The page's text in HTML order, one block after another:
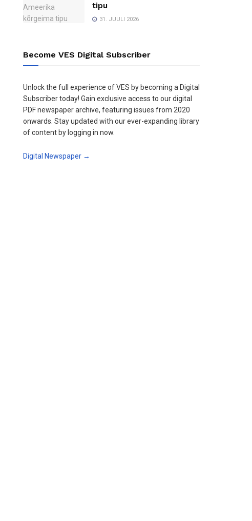
tipu
31. JUULI 2026
Become VES Digital Subscriber
Unlock the full experience of VES by becoming a Digital
Subscriber today! Gain exclusive access to our digital
PDF newspaper archive, featuring issues from 2020
onwards. Stay updated with our ever-expanding library
of content by logging in now.
Digital Newspaper →